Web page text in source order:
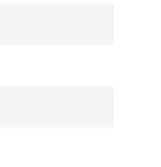
Лучшие
нашим
76-95 и мы